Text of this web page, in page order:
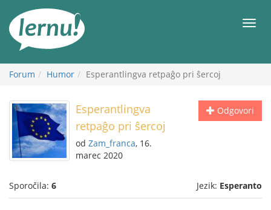
vsebini
Meni
Forum Humor Esperantlingva retpaĝo pri ŝercoj
Odgovori
Esperantlingva
retpaĝo pri ŝercoj
od Zam_franca, 16.
marec 2020
Sporočila: 6 Jezik: Esperanto